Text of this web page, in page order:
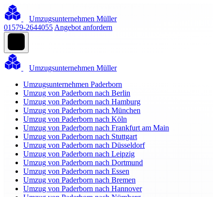
Umzugsunternehmen Müller
01579-2644055 Angebot anfordern
Umzugsunternehmen Müller
Umzugsunternehmen Paderborn
Umzug von Paderborn nach Berlin
Umzug von Paderborn nach Hamburg
Umzug von Paderborn nach München
Umzug von Paderborn nach Köln
Umzug von Paderborn nach Frankfurt am Main
Umzug von Paderborn nach Stuttgart
Umzug von Paderborn nach Düsseldorf
Umzug von Paderborn nach Leipzig
Umzug von Paderborn nach Dortmund
Umzug von Paderborn nach Essen
Umzug von Paderborn nach Bremen
Umzug von Paderborn nach Hannover